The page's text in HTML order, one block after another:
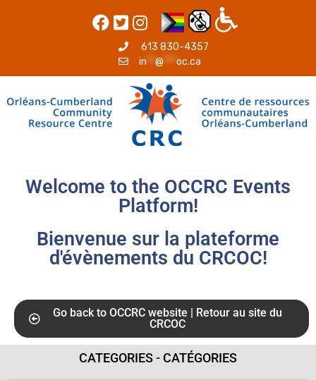
613 830-4357
in ** @***oc.ca
Welcome to the OCCRC Events
Platform!
Bienvenue sur la plateforme
d'évènements du CRCOC!
Go back to OCCRC website | Retour au site du
CRCOC
CATEGORIES - CATÉGORIES